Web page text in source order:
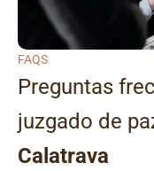
FAQS
Preguntas
juzgado de
Calatrava